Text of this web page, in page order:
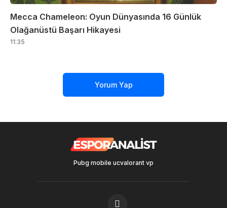
Mecca Chameleon: Oyun Dünyasında 16 Günlük
Olağanüstü Başarı Hikayesi
11:35
Yorum Yap
Pubg mobile ucvalorant vp